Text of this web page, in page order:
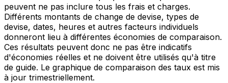
peuvent ne pas inclure tous les frais et charges.
Différents montants de change de devise, types de
devise, dates, heures et autres facteurs individuels
donneront lieu à différentes économies de comparaison.
Ces résultats peuvent donc ne pas être indicatifs
d'économies réelles et ne doivent être utilisés qu'à titre
de guide. Le graphique de comparaison des taux est mis
à jour trimestriellement.